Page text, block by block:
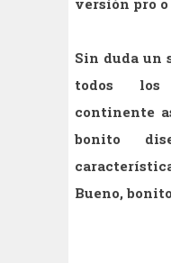
Sin duda un
todos los
continente
bonito
Bueno,